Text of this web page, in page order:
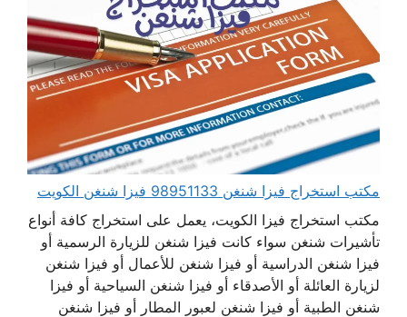
مكتب استخراج فيزا شنغن 98951133 فيزا شنغن الكويت
مكتب استخراج فيزا الكويت، يعمل على استخراج كافة أنواع
تأشيرات شنغن سواء كانت فيزا شنغن للزيارة الرسمية أو
فيزا شنغن الدراسية أو فيزا شنغن للأعمال أو فيزا شنغن
لزيارة العائلة أو الأصدقاء أو فيزا شنغن السياحية أو فيزا
شنغن الطبية أو فيزا شنغن لعبور المطار أو فيزا شنغن